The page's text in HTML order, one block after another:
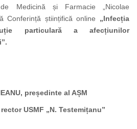
Medicină și Farmacie „Nicolae
Conferință științifică online „Infecția
particulară a afecțiunilor
președinte al AȘM
USMF „N. Testemițanu”